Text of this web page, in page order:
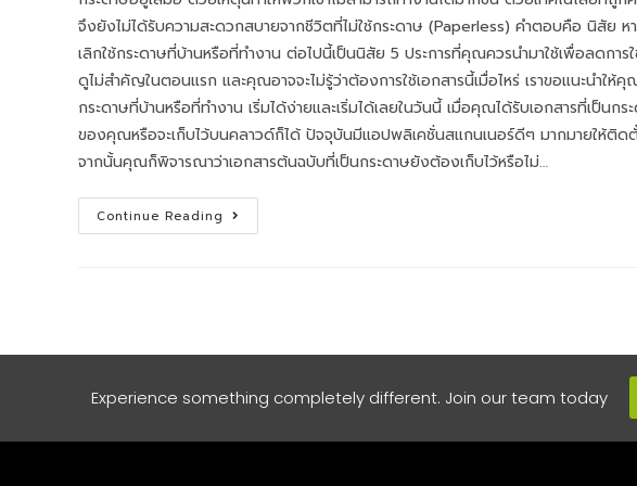
จึงยังไม่ได้รับความสะดวกสบายจากชีวิตที่ไม่ใช้กระดาษ (Paperless) คำตอบคือ นิสัย
เลิกใช้กระดาษที่บ้านหรือที่ทำงาน ต่อไปนี้เป็นนิสัย 5 ประการที่คุณควรนำมาใช้เพื่อลดกา
ดูไม่สำคัญในตอนแรก และคุณอาจจะไม่รู้ว่าต้องการใช้เอกสารนี้เมื่อไหร่ เราขอแนะนำใ
กระดาษที่บ้านหรือที่ทำงาน เริ่มได้ง่ายและเริ่มได้เลยในวันนี้ เมื่อคุณได้รับเอกสารที่เป็
ของคุณหรือจะเก็บไว้บนคลาวด์ก็ได้ ปัจจุบันมีแอปพลิเคชั่นสแกนเนอร์ดีๆ มากมายให้
จากนั้นคุณก็พิจารณาว่าเอกสารต้นฉบับที่เป็นกระดาษยังต้องเก็บไว้หรือไม่…
Continue Reading
Experience something completely different. Join our team today